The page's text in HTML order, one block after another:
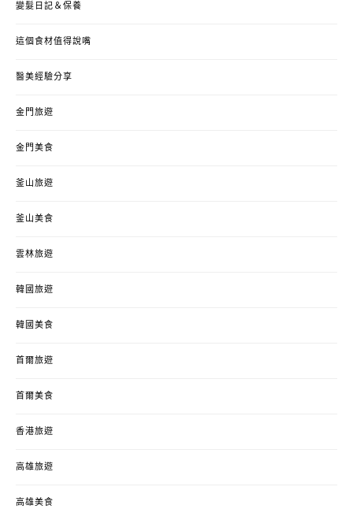
變髮日記＆保養
這個食材值得說嘴
醫美經驗分享
金門旅遊
金門美食
釜山旅遊
釜山美食
雲林旅遊
韓國旅遊
韓國美食
首爾旅遊
首爾美食
香港旅遊
高雄旅遊
高雄美食